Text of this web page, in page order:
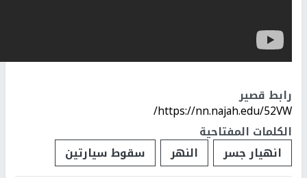
رابط قصير
https://nn.najah.edu/52VW/
الكلمات المفتاحية
انهيار جسر
النهر سقوط سيارتين